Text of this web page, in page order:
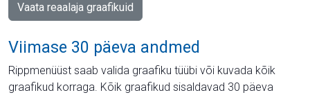
Vaata reaalaja graafikuid
Viimase 30 päeva andmed
Rippmenüüst saab valida graafiku tüübi või kuvada kõik
graafikud korraga. Kõik graafikud sisaldavad 30 päeva